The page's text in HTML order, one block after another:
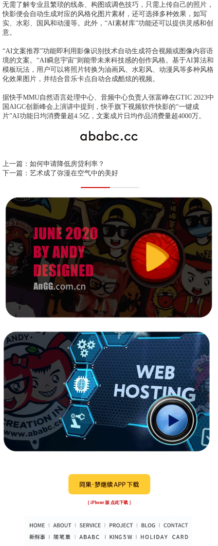
无需了解专业且繁琐的线条、构图或调色技巧，只需上传自己的照片，
快影便会自动生成对应的风格化图片素材，还可选择多种效果，如写
实、水彩、国风和动漫等。此外，“AI素材库”功能还可以提供灵感和创
意。
“AI文案推荐”功能即利用影像识别技术自动生成符合视频或图像内容语
境的文案。“AI瞬息宇宙”则能带未来科技感的创作风格。基于AI算法和
模板玩法，用户可以将照片转换为油画风、水彩风、动漫风等多种风格
化效果图片，并结合音乐卡点自动合成酷炫的视频。
据快手MMU自然语言处理中心、音频中心负责人张富峥在GTIC 2023中
国AIGC创新峰会上演讲中提到，快手旗下视频软件快影的“一键成
片”AI功能日均消费量超4.5亿，文案成片日均作品消费量超4000万。
上一篇： 如何申请降低房贷利率？
下一篇： 艺术成了弥漫在空气中的美好
［ iPhone 版 点此下载 ］